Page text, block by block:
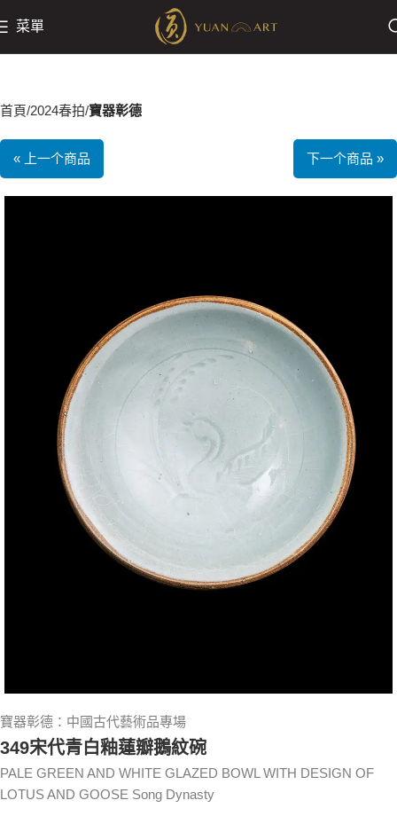
菜單
首頁 2024春拍 寶器彰德
« 上一个商品 下一个商品 »
寶器彰德：中國古代藝術品專場
349宋代青白釉蓮瓣鵝紋碗
PALE GREEN AND WHITE GLAZED BOWL WITH DESIGN OF
LOTUS AND GOOSE Song Dynasty